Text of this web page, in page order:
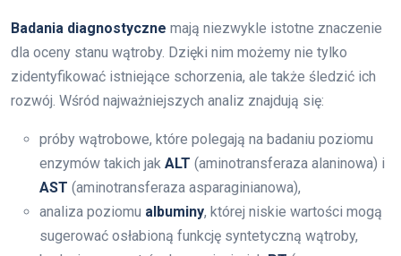
Badania diagnostyczne mają niezwykle istotne znaczenie
dla oceny stanu wątroby. Dzięki nim możemy nie tylko
zidentyfikować istniejące schorzenia, ale także śledzić ich
rozwój. Wśród najważniejszych analiz znajdują się:
próby wątrobowe, które polegają na badaniu poziomu
enzymów takich jak ALT (aminotransferaza alaninowa) i
AST (aminotransferaza asparaginianowa),
analiza poziomu albuminy, której niskie wartości mogą
sugerować osłabioną funkcję syntetyczną wątroby,